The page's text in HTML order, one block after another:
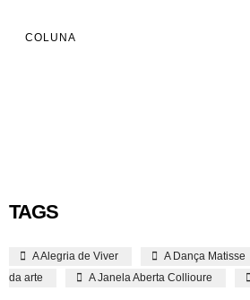
COLUNA
TAGS
A Alegria de Viver A Dança Matisse
da arte
A Janela Aberta Collioure